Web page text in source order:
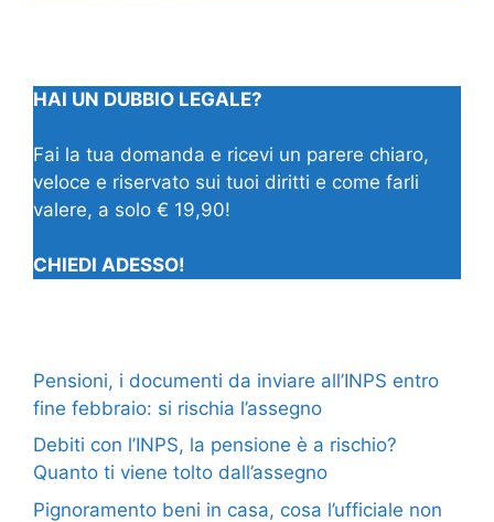
HAI UN DUBBIO LEGALE?
Fai la tua domanda e ricevi un parere chiaro,
veloce e riservato sui tuoi diritti e come farli
valere, a solo € 19,90!
CHIEDI ADESSO!
Pensioni, i documenti da inviare all’INPS entro
fine febbraio: si rischia l’assegno
Debiti con l’INPS, la pensione è a rischio?
Quanto ti viene tolto dall’assegno
Pignoramento beni in casa, cosa l’ufficiale non